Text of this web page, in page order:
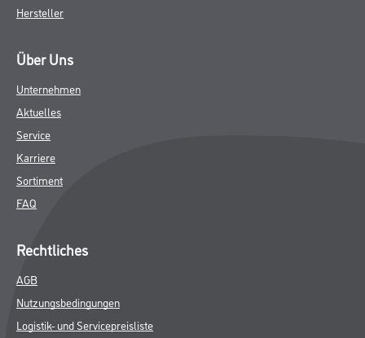
Hersteller
Über Uns
Unternehmen
Aktuelles
Service
Karriere
Sortiment
FAQ
Rechtliches
AGB
Nutzungsbedingungen
Logistik- und Servicepreisliste